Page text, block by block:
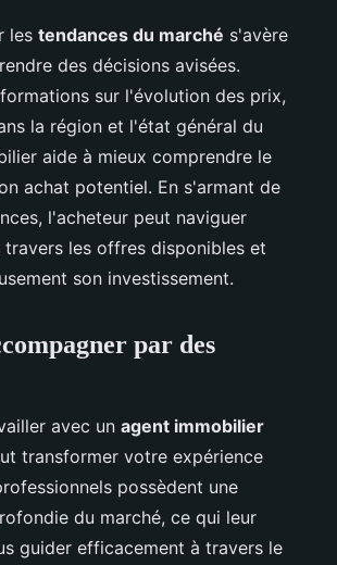
les tendances du marché s'avère
des décisions avisées.
sur l'évolution des prix,
la région et l'état général du
aide à mieux comprendre le
achat potentiel. En s'armant de
l'acheteur peut naviguer
travers les offres disponibles et
son investissement.
par des
avec un agent immobilier
transformer votre expérience
possèdent une
du marché, ce qui leur
guider efficacement à travers le